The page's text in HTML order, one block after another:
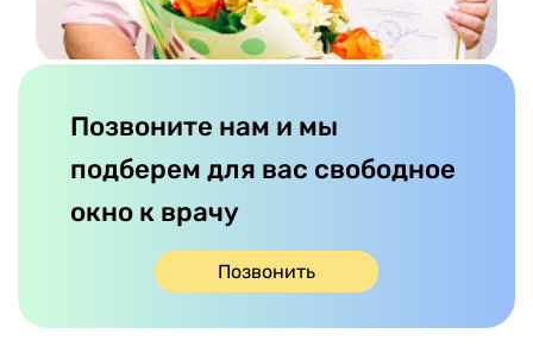
Позвоните нам и мы
подберем для вас свободное
окно к врачу
Позвонить